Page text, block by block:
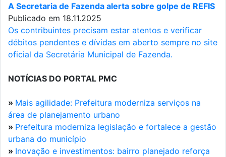
A Secretaria de Fazenda alerta sobre golpe de REFIS
Publicado em 18.11.2025
Os contribuintes precisam estar atentos e verificar
débitos pendentes e dívidas em aberto sempre no site
oficial da Secretária Municipal de Fazenda.
NOTÍCIAS DO PORTAL PMC
» Mais agilidade: Prefeitura moderniza serviços na
área de planejamento urbano
» Prefeitura moderniza legislação e fortalece a gestão
urbana do município
» Inovação e investimentos: bairro planejado reforça